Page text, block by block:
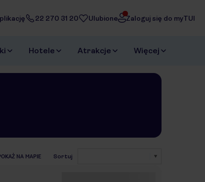
22 270 31 20 Ulubione Zaloguj się do myTUI
Hotele Atrakcje Więcej
NA MAPIE Sortuj